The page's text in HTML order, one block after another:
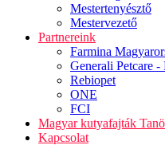
Mestertenyésztő
Mestervezető
Partnereink
Farmina
Generali Petcare
Rebiopet
ONE
FCI
Magyar kutyafajták
Kapcsolat